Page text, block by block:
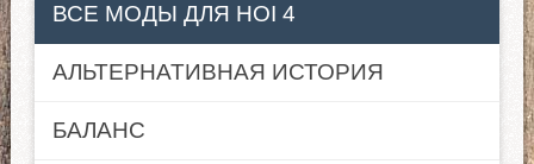
ВСЕ МОДЫ ДЛЯ HOI 4
АЛЬТЕРНАТИВНАЯ ИСТОРИЯ
БАЛАНС